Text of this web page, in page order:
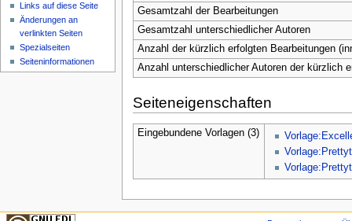
Gesamtzahl der Bearbeitungen
Gesamtzahl unterschiedlicher Autoren
Anzahl der kürzlich erfolgten Bearbeitungen
Anzahl unterschiedlicher Autoren der kürzlich
Seiteneigenschaften
Eingebundene Vorlagen (3)
Links auf diese Seite
Änderungen an
verlinkten Seiten
Spezialseiten
Seiten­informationen